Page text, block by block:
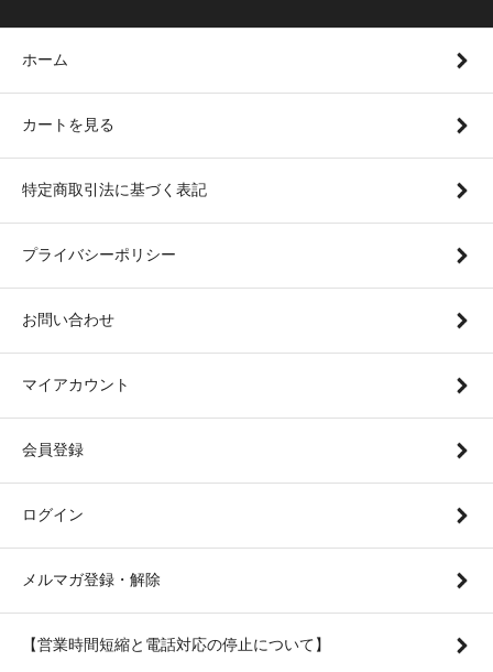
ホーム
カートを見る
特定商取引法に基づく表記
プライバシーポリシー
お問い合わせ
マイアカウント
会員登録
ログイン
メルマガ登録・解除
【営業時間短縮と電話対応の停止について】